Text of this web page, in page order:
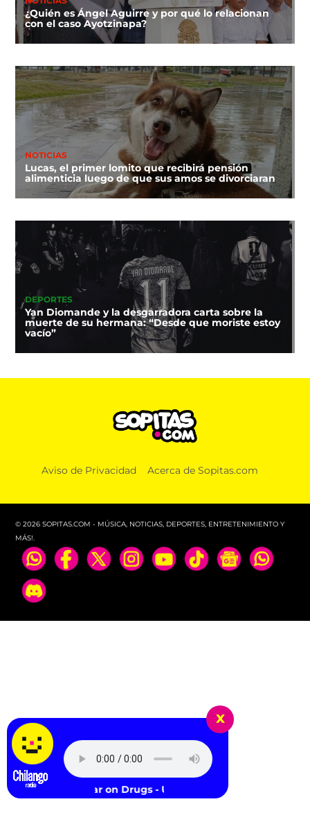
¿Quién es Ángel Aguirre y por qué lo relacionan
con el caso Ayotzinapa?
NOTICIAS
Lucas, el primer lomito que recibirá pensión
alimenticia luego de que sus amos se divorciaran
DEPORTES
Yan Diomande y la desgarradora carta sobre la
muerte de su hermana: “Desde que moriste estoy
vacío”
Aviso de Privacidad Acerca de Sopitas.com
© 2026 SOPITAS.COM - MÚSICA, NOTICIAS, DEPORTES, ENTRETENIMIENTO Y
MÁS!.
x
The War on Drugs - Under The Pressure